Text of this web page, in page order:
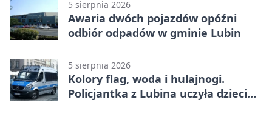
5 sierpnia 2026
Awaria dwóch pojazdów opóźni
odbiór odpadów w gminie Lubin
5 sierpnia 2026
Kolory flag, woda i hulajnogi.
Policjantka z Lubina uczyła dzieci